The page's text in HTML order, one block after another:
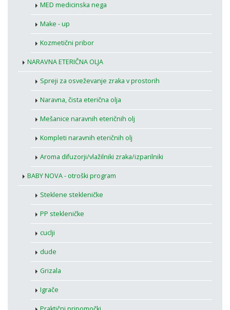
MED medicinska nega
Make - up
Kozmetični pribor
NARAVNA ETERIČNA OLJA
Spreji za osveževanje zraka v prostorih
Naravna, čista eterična olja
Mešanice naravnih eteričnih olj
Kompleti naravnih eteričnih olj
Aroma difuzorji/vlažilniki zraka/izparilniki
BABY NOVA - otroški program
Steklene stekleničke
PP stekleničke
cuclji
dude
Grizala
Igrače